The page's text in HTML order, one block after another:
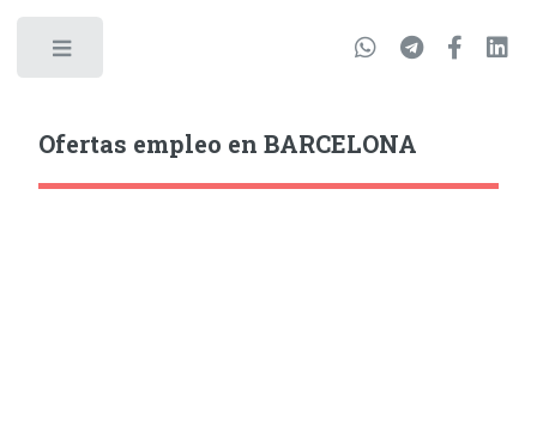
Ofertas empleo en BARCELONA